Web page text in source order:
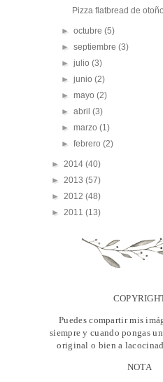
Pizza flatbread de otoño
►octubre(5)
►septiembre(3)
►julio(3)
►junio(2)
►mayo(2)
►abril(3)
►marzo(1)
►febrero(2)
► 2014 (40)
► 2013 (57)
► 2012 (48)
► 2011 (13)
Puedes compartir mis
siempre y cuando pongas
original o bien a
NOTA